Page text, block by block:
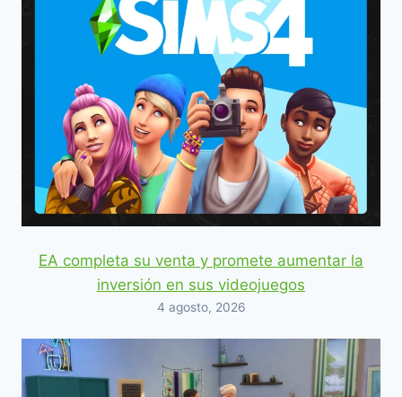
EA completa su venta y promete aumentar la
inversión en sus videojuegos
4 agosto, 2026